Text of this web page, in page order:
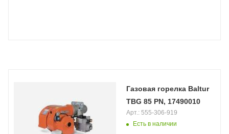
Газовая горелка Baltur
TBG 85 PN, 17490010
Есть в наличии
Арт.: 555-306-919